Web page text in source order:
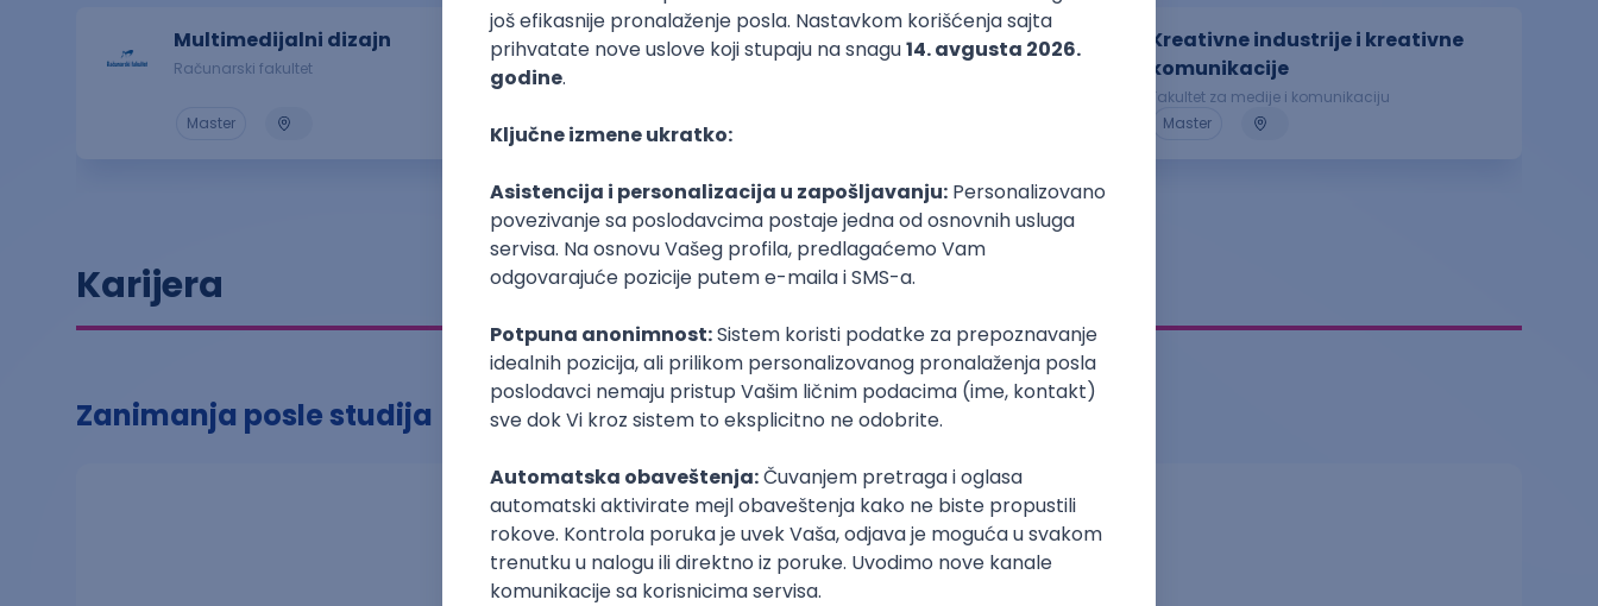
Multimedijalni dizajn
Računarski fakultet
Master
Dizajn novih medija
Master
Kreativne industrije i kreativne
komunikacije
Fakultet za medije i komunikaciju
Master
Karijera
Zanimanja posle studija